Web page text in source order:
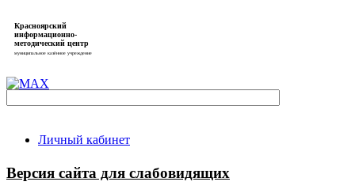
Красноярский
информационно-
методический центр
муниципальное казённое учреждение
Личный кабинет
Версия сайта для слабовидящих